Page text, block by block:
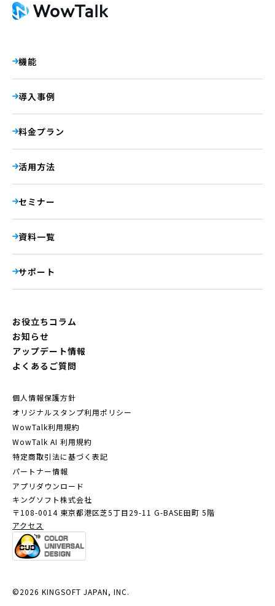
機能
導入事例
料金プラン
活用方法
セミナー
資料一覧
サポート
お役立ちコラム
お知らせ
アップデート情報
よくあるご質問
個人情報保護方針
オリジナルスタンプ利用ポリシー
WowTalk利用規約
WowTalk AI 利用規約
特定商取引法に基づく表記
パートナー情報
アプリダウンロード
キングソフト株式会社
〒108-0014 東京都港区芝5丁目29-11 G-BASE田町 5階
アクセス
©2026 KINGSOFT JAPAN, INC.